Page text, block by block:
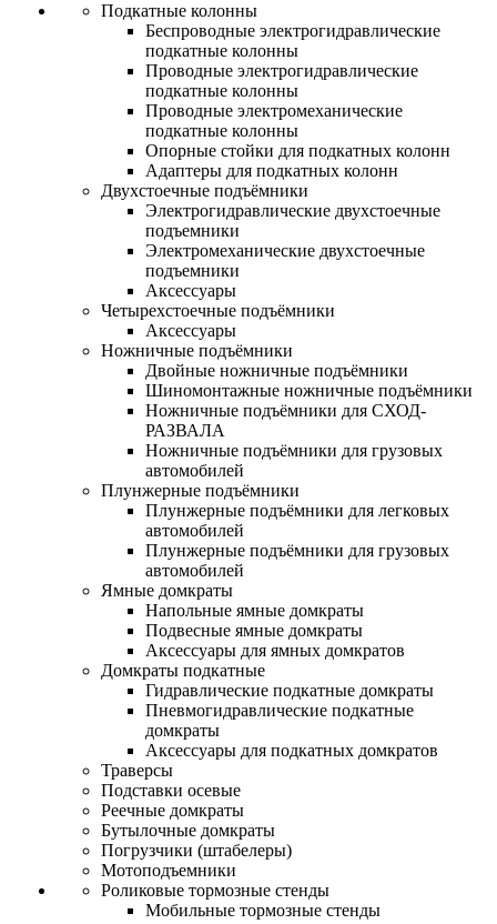
Подкатные колонны
Беспроводные электрогидравлические
подкатные колонны
Проводные электрогидравлические
подкатные колонны
Проводные электромеханические
подкатные колонны
Опорные стойки для подкатных колонн
Адаптеры для подкатных колонн
Двухстоечные подъёмники
Электрогидравлические двухстоечные
подъемники
Электромеханические двухстоечные
подъемники
Аксессуары
Четырехстоечные подъёмники
Аксессуары
Ножничные подъёмники
Двойные ножничные подъёмники
Шиномонтажные ножничные подъёмники
Ножничные подъёмники для СХОД-
РАЗВАЛА
Ножничные подъёмники для грузовых
автомобилей
Плунжерные подъёмники
Плунжерные подъёмники для легковых
автомобилей
Плунжерные подъёмники для грузовых
автомобилей
Ямные домкраты
Напольные ямные домкраты
Подвесные ямные домкраты
Аксессуары для ямных домкратов
Домкраты подкатные
Гидравлические подкатные домкраты
Пневмогидравлические подкатные
домкраты
Аксессуары для подкатных домкратов
Траверсы
Подставки осевые
Реечные домкраты
Бутылочные домкраты
Погрузчики (штабелеры)
Мотоподъемники
Роликовые тормозные стенды
Мобильные тормозные стенды